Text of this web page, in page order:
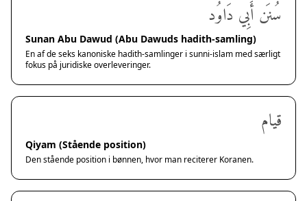
سُنَن أَبِي دَاوُد
Sunan Abu Dawud (Abu Dawuds hadith-samling)
En af de seks kanoniske hadith-samlinger i sunni-islam med særligt
fokus på juridiske overleveringer.
قيام
Qiyam (Stående position)
Den stående position i bønnen, hvor man reciterer Koranen.